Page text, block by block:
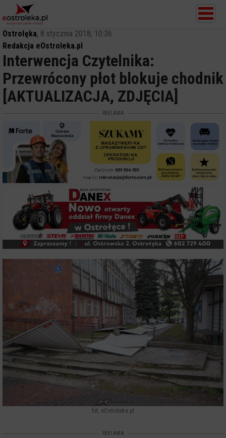
Ostrołęka, 8 stycznia 2018, 10:36
Redakcja eOstroleka.pl
Interwencja Czytelnika:
Przewrócony płot blokuje chodnik
[AKTUALIZACJA, ZDJĘCIA]
REKLAMA
fot. eOstroleka.pl
REKLAMA